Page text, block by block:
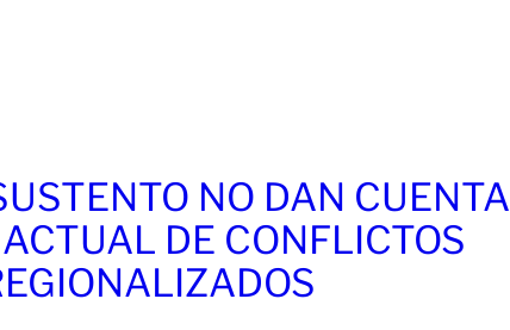
NO DAN CUENTA
DE CONFLICTOS